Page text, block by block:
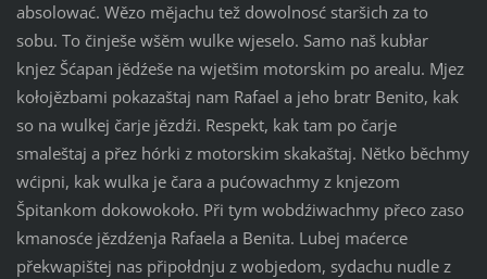
absolować. Wězo mějachu tež dowolnosć staršich za to
sobu. To činješe wšěm wulke wjeselo. Samo naš kubłar
knjez Šćapan jědźeše na wjetšim motorskim po arealu. Mjez
kołojězbami pokazaštaj nam Rafael a jeho bratr Benito, kak
so na wulkej čarje jězdźi. Respekt, kak tam po čarje
smaleštaj a přez hórki z motorskim skakaštaj. Nětko běchmy
wćipni, kak wulka je čara a pućowachmy z knjezom
Špitankom dokowokoło. Při tym wobdźiwachmy přeco zaso
kmanosće jězdźenja Rafaela a Benita. Lubej maćerce
překwapištej nas připołdnju z wobjedom, sydachu nudle z